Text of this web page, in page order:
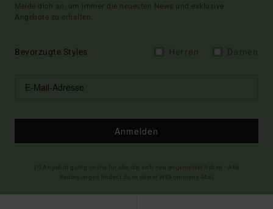
Melde dich an, um immer die neuesten News und exklusive
Angebote zu erhalten.
Bevorzugte Styles
Anmelden